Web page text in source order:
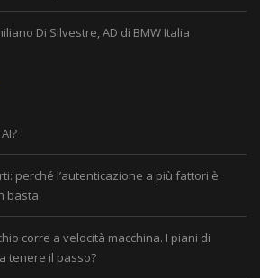
Di Silvestre, AD di BMW Italia
perché l’autenticazione a più fattori è
basta
corre a velocità macchina. I piani di
tenere il passo?